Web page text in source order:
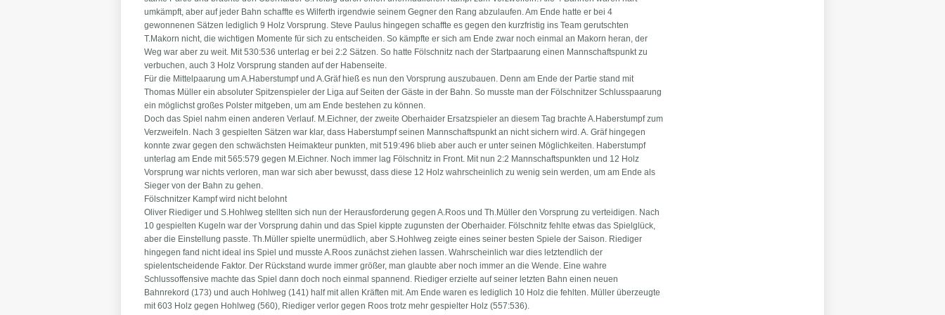
umkämpft, aber auf jeder Bahn schaffte es Wilferth irgendwie seinem Gegner den Rang abzulaufen. Am Ende hatte er bei 4
gewonnenen Sätzen lediglich 9 Holz Vorsprung. Steve Paulus hingegen schaffte es gegen den kurzfristig ins Team gerutschten
T.Makorn nicht, die wichtigen Momente für sich zu entscheiden. So kämpfte er sich am Ende zwar noch einmal an Makorn heran, der
Weg war aber zu weit. Mit 530:536 unterlag er bei 2:2 Sätzen. So hatte Fölschnitz nach der Startpaarung einen Mannschaftspunkt zu
verbuchen, auch 3 Holz Vorsprung standen auf der Habenseite.
Für die Mittelpaarung um A.Haberstumpf und A.Gräf hieß es nun den Vorsprung auszubauen. Denn am Ende der Partie stand mit
Thomas Müller ein absoluter Spitzenspieler der Liga auf Seiten der Gäste in der Bahn. So musste man der Fölschnitzer Schlusspaarung
ein möglichst großes Polster mitgeben, um am Ende bestehen zu können.
Doch das Spiel nahm einen anderen Verlauf. M.Eichner, der zweite Oberhaider Ersatzspieler an diesem Tag brachte A.Haberstumpf zum
Verzweifeln. Nach 3 gespielten Sätzen war klar, dass Haberstumpf seinen Mannschaftspunkt an nicht sichern wird. A. Gräf hingegen
konnte zwar gegen den schwächsten Heimakteur punkten, mit 519:496 blieb aber auch er unter seinen Möglichkeiten. Haberstumpf
unterlag am Ende mit 565:579 gegen M.Eichner. Noch immer lag Fölschnitz in Front. Mit nun 2:2 Mannschaftspunkten und 12 Holz
Vorsprung war nichts verloren, man war sich aber bewusst, dass diese 12 Holz wahrscheinlich zu wenig sein werden, um am Ende als
Sieger von der Bahn zu gehen.
Fölschnitzer Kampf wird nicht belohnt
Oliver Riediger und S.Hohlweg stellten sich nun der Herausforderung gegen A.Roos und Th.Müller den Vorsprung zu verteidigen. Nach
10 gespielten Kugeln war der Vorsprung dahin und das Spiel kippte zugunsten der Oberhaider. Fölschnitz fehlte etwas das Spielglück,
aber die Einstellung passte. Th.Müller spielte unermüdlich, aber S.Hohlweg zeigte eines seiner besten Spiele der Saison. Riediger
hingegen fand nicht ideal ins Spiel und musste A.Roos zunächst ziehen lassen. Wahrscheinlich war dies letztendlich der
spielentscheidende Faktor. Der Rückstand wurde immer größer, man glaubte aber noch immer an die Wende. Eine wahre
Schlussoffensive machte das Spiel dann doch noch einmal spannend. Riediger erzielte auf seiner letzten Bahn einen neuen
Bahnrekord (173) und auch Hohlweg (141) half mit allen Kräften mit. Am Ende waren es lediglich 10 Holz die fehlten. Müller überzeugte
mit 603 Holz gegen Hohlweg (560), Riediger verlor gegen Roos trotz mehr gespielter Holz (557:536).